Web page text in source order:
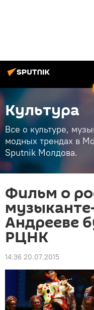
Культура
Все о культуре,
модных трендах в
Sputnik Молдова.
Фильм о
Андрееве
РЦНК
14:36 20.07.2015